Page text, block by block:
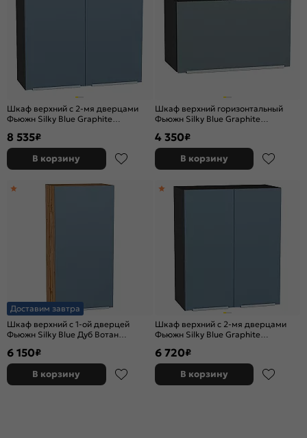
Шкаф верхний с 2-мя дверцами
Фьюжн Silky Blue Graphite
8 535₽
В корзину
Шкаф верхний горизонтальный
Фьюжн Silky Blue Graphite
4 350₽
В корзину
Доставим завтра
Шкаф верхний с 1-ой дверцей
Фьюжн Silky Blue Дуб Вотан
6 150₽
В корзину
Шкаф верхний с 2-мя дверцами
Фьюжн Silky Blue Graphite
6 720₽
В корзину